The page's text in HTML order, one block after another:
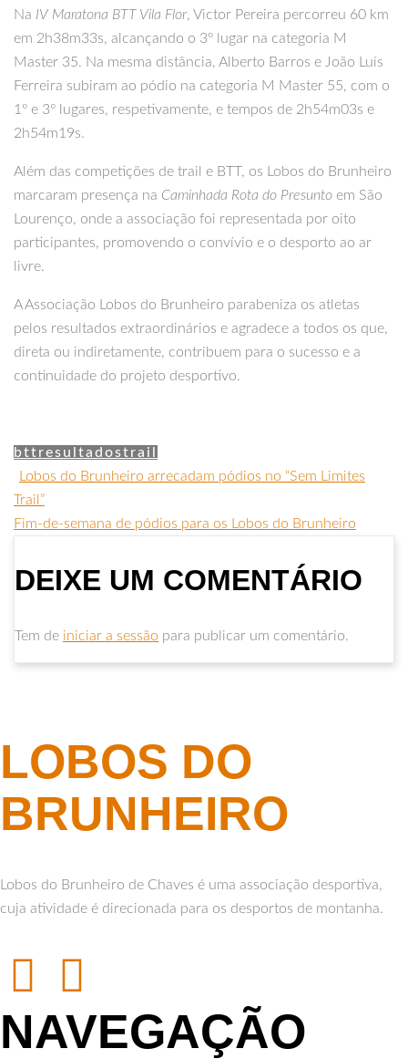
Na IV Maratona BTT Vila Flor, Victor Pereira percorreu 60 km
em 2h38m33s, alcançando o 3º lugar na categoria M
Master 35. Na mesma distância, Alberto Barros e João Luís
Ferreira subiram ao pódio na categoria M Master 55, com o
1º e 3º lugares, respetivamente, e tempos de 2h54m03s e
2h54m19s.
Além das competições de trail e BTT, os Lobos do Brunheiro
marcaram presença na Caminhada Rota do Presunto em São
Lourenço, onde a associação foi representada por oito
participantes, promovendo o convívio e o desporto ao ar
livre.
A Associação Lobos do Brunheiro parabeniza os atletas
pelos resultados extraordinários e agradece a todos os que,
direta ou indiretamente, contribuem para o sucesso e a
continuidade do projeto desportivo.
bttresultadostrail
Lobos do Brunheiro arrecadam pódios no “Sem Limites
Trail”
Fim-de-semana de pódios para os Lobos do Brunheiro
DEIXE UM COMENTÁRIO
Tem de iniciar a sessão para publicar um comentário.
LOBOS DO
BRUNHEIRO
Lobos do Brunheiro de Chaves é uma associação desportiva,
cuja atividade é direcionada para os desportos de montanha.
NAVEGAÇÃO